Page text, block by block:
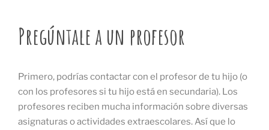
Pregúntale a un profesor
Primero, podrías contactar con el profesor de tu hijo (o
con los profesores si tu hijo está en secundaria). Los
profesores reciben mucha información sobre diversas
asignaturas o actividades extraescolares. Así que lo